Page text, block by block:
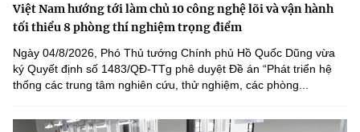
Việt Nam hướng tới làm chủ 10 công nghệ lõi và vận hành
tối thiểu 8 phòng thí nghiệm trọng điểm
Ngày 04/8/2026, Phó Thủ tướng Chính phủ Hồ Quốc Dũng vừa
ký Quyết định số 1483/QĐ-TTg phê duyệt Đề án “Phát triển hệ
thống các trung tâm nghiên cứu, thử nghiệm, các phòng...